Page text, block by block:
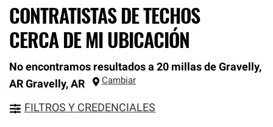
CONTRATISTAS DE TECHOS
CERCA DE MI UBICACIÓN
No encontramos resultados a 20 millas de Gravelly,
AR Gravelly, AR Cambiar
FILTROS Y CREDENCIALES